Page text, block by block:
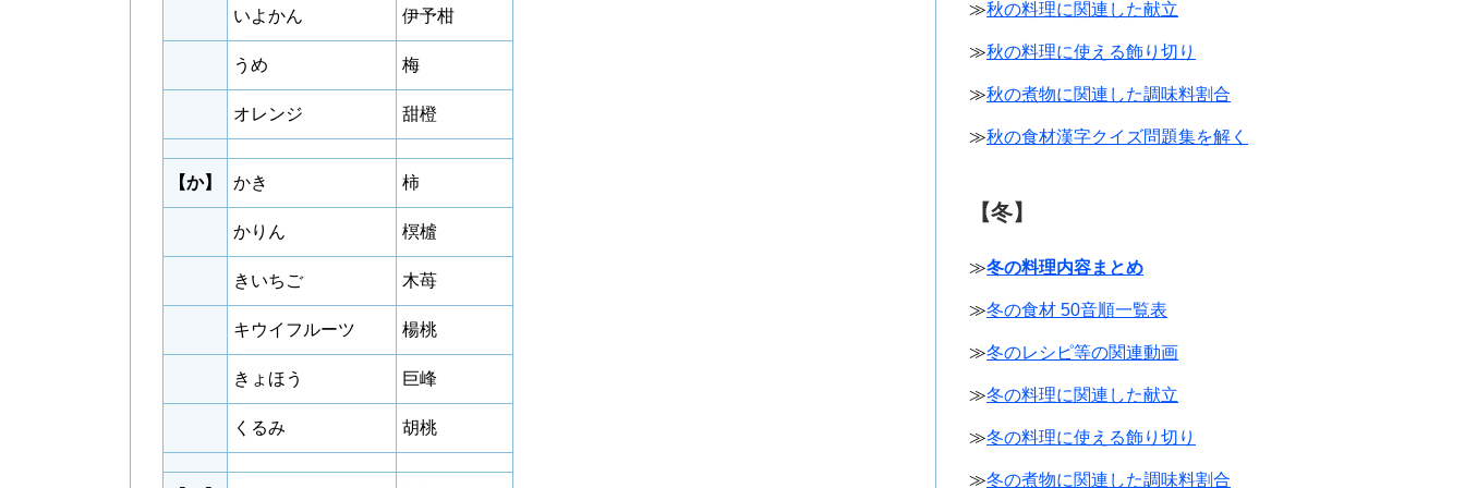
いよかん 伊予柑
うめ 梅
オレンジ 甜橙
【か】 かき 柿
かりん 榠樝
きいちご 木苺
キウイフルーツ 楊桃
きょほう 巨峰
くるみ 胡桃
≫秋の料理に関連した献立
≫秋の料理に使える飾り切り
≫秋の煮物に関連した調味料割合
≫秋の食材漢字クイズ問題集を解く
【冬】
≫冬の料理内容まとめ
≫冬の食材 50音順一覧表
≫冬のレシピ等の関連動画
≫冬の料理に関連した献立
≫冬の料理に使える飾り切り
≫冬の煮物に関連した調味料割合